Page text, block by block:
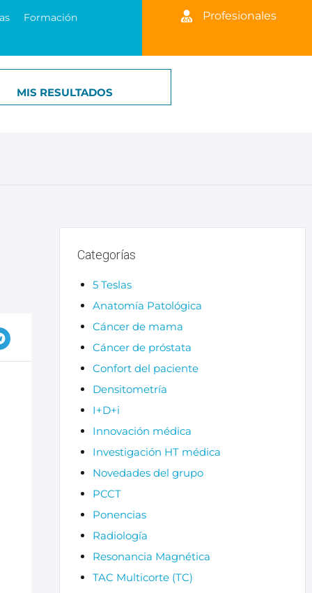
Formación Profesionales
MIS RESULTADOS
Categorías
5 Teslas
Anatomía Patológica
Cáncer de mama
Cáncer de próstata
Confort del paciente
Densitometría
I+D+i
Innovación médica
Investigación HT médica
Novedades del grupo
PCCT
Ponencias
Radiología
Resonancia Magnética
TAC Multicorte (TC)